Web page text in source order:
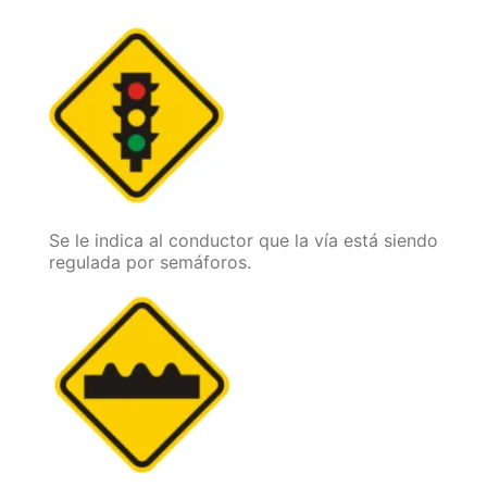
Se le indica al conductor que la vía está siendo
regulada por semáforos.